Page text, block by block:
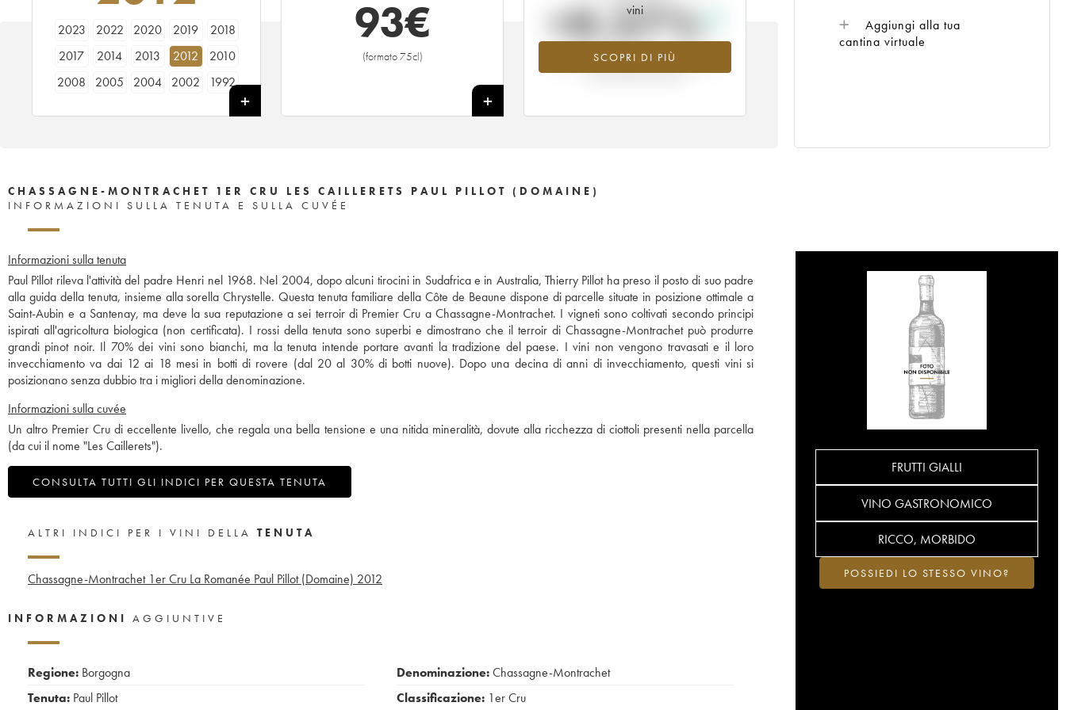
2023 2022 2020 2019
2018
2017
2014 2013 2012
2010
2008
2005 2004 2002
1992
93€
(formato 75cl)
+
vini
SCOPRI DI PIÙ
+0.27%
Valore in aumento per l'annata 2012 nel
2026 rispetto al 2025
Aggiungi alla tua
cantina virtuale
CHASSAGNE-MONTRACHET 1ER CRU LES CAILLERETS PAUL PILLOT (DOMAINE)
INFORMAZIONI SULLA TENUTA E SULLA CUVÉE
Informazioni sulla tenuta
Paul Pillot rileva l'attività del padre Henri nel 1968. Nel 2004, dopo alcuni tirocini in Sudafrica e in Australia, Thierry Pillot ha preso il posto di suo padre
alla guida della tenuta, insieme alla sorella Chrystelle. Questa tenuta familiare della Côte de Beaune dispone di parcelle situate in posizione ottimale a
Saint-Aubin e a Santenay, ma deve la sua reputazione a sei terroir di Premier Cru a Chassagne-Montrachet. I vigneti sono coltivati secondo principi
ispirati all'agricoltura biologica (non certificata). I rossi della tenuta sono superbi e dimostrano che il terroir di Chassagne-Montrachet può produrre
grandi pinot noir. Il 70% dei vini sono bianchi, ma la tenuta intende portare avanti la tradizione del paese. I vini non vengono travasati e il loro
invecchiamento va dai 12 ai 18 mesi in botti di rovere (dal 20 al 30% di botti nuove). Dopo una decina di anni di invecchiamento, questi vini si
posizionano senza dubbio tra i migliori della denominazione.
Informazioni sulla cuvée
Un altro Premier Cru di eccellente livello, che regala una bella tensione e una nitida mineralità, dovute alla ricchezza di ciottoli presenti nella parcella
(da cui il nome "Les Caillerets").
CONSULTA TUTTI GLI INDICI PER QUESTA TENUTA
FRUTTI GIALLI
VINO GASTRONOMICO
RICCO, MORBIDO
POSSIEDI LO STESSO VINO?
ALTRI INDICI PER I VINI DELLA TENUTA
Chassagne-Montrachet 1er Cru La Romanée Paul Pillot (Domaine) 2012
INFORMAZIONI AGGIUNTIVE
Regione: Borgogna
Tenuta: Paul Pillot
Denominazione:Chassagne-Montrachet
Classificazione: 1er Cru